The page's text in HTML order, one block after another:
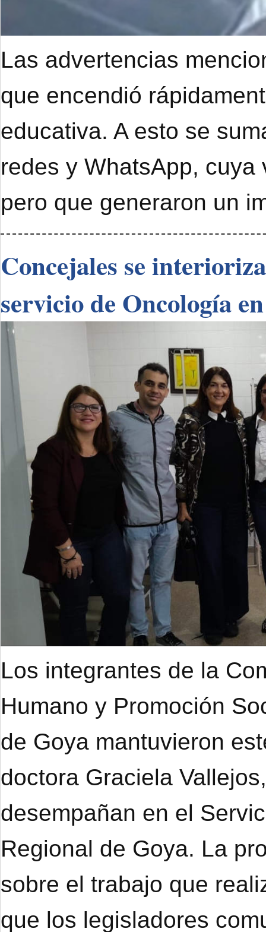
Las advertencias
que encendió
educativa. A esto se
redes y WhatsApp,
pero que generaron un
Concejales se
servicio de Oncología
Los integrantes de la
Humano y Promoción
de Goya mantuvieron
doctora Graciela
desempañan en el
Regional de Goya. La
sobre el trabajo que
que los legisladores